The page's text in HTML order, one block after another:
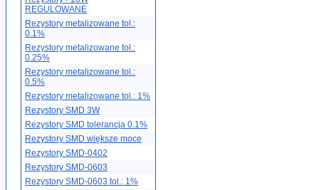
REGULOWANE
Rezystory metalizowane tol.:
0.1%
Rezystory metalizowane tol.:
0.25%
Rezystory metalizowane tol.:
0.5%
Rezystory metalizowane tol.: 1%
Rezystory SMD 3W
Rezystory SMD tolerancja 0.1%
Rezystory SMD większe moce
Rezystory SMD-0402
Rezystory SMD-0603
Rezystory SMD-0603 tol.: 1%